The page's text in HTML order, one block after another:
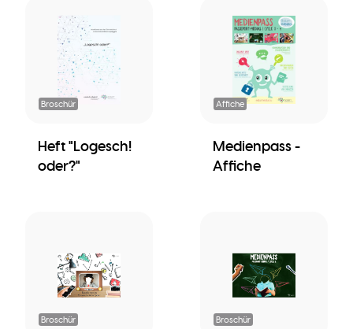
Broschür
Heft "Logesch!
oder?"
Affiche
Medienpass -
Affiche
Broschür Broschür